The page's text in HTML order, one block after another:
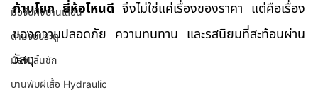
มือจับฝังบานเลื่อน
ด้ามจับประตู
มือจับลิ้นชัก
บานพับผีเสื้อ Hydraulic
ก้านโยก ยี่ห้อไหนดี จึงไม่ใช่แค่เรื่องของราคา แต่คือเรื่อง
ของความปลอดภัย ความทนทาน และรสนิยมที่สะท้อนผ่าน
วัสดุ